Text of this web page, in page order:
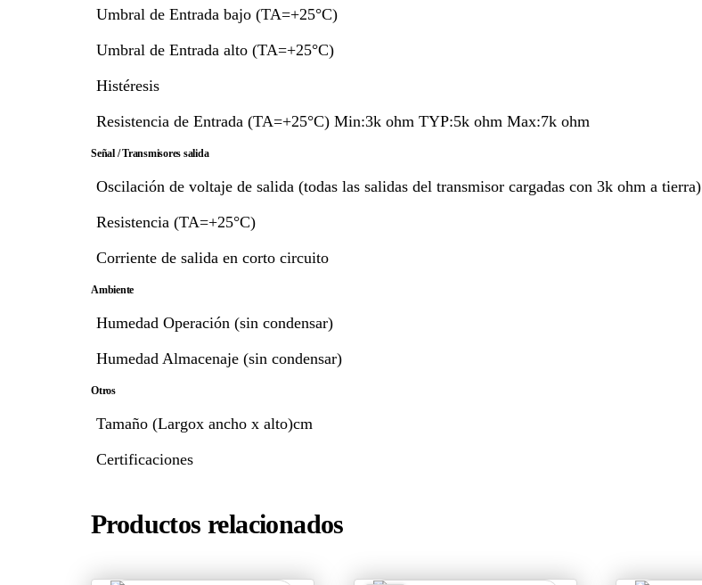
Umbral de Entrada bajo (TA=+25°C)
Umbral de Entrada alto (TA=+25°C)
Histéresis
Resistencia de Entrada (TA=+25°C) Min:3k ohm TYP:5k ohm Max:7k ohm
Señal / Transmisores salida
Oscilación de voltaje de salida (todas las salidas del transmisor cargadas con 3k ohm a tierra)
Resistencia (TA=+25°C)
Corriente de salida en corto circuito
Ambiente
Humedad Operación (sin condensar)
Humedad Almacenaje (sin condensar)
Otros
Tamaño (Largox ancho x alto)cm
Certificaciones
Productos relacionados